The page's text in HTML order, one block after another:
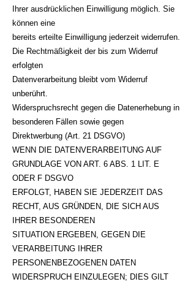
Ihrer ausdrücklichen Einwilligung möglich. Sie
können eine
bereits erteilte Einwilligung jederzeit widerrufen.
Die Rechtmäßigkeit der bis zum Widerruf
erfolgten
Datenverarbeitung bleibt vom Widerruf
unberührt.
Widerspruchsrecht gegen die Datenerhebung in
besonderen Fällen sowie gegen
Direktwerbung (Art. 21 DSGVO)
WENN DIE DATENVERARBEITUNG AUF
GRUNDLAGE VON ART. 6 ABS. 1 LIT. E
ODER F DSGVO
ERFOLGT, HABEN SIE JEDERZEIT DAS
RECHT, AUS GRÜNDEN, DIE SICH AUS
IHRER BESONDEREN
SITUATION ERGEBEN, GEGEN DIE
VERARBEITUNG IHRER
PERSONENBEZOGENEN DATEN
WIDERSPRUCH EINZULEGEN; DIES GILT